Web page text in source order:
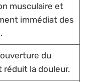
musculaire et
immédiat des
du
réduit la douleur.